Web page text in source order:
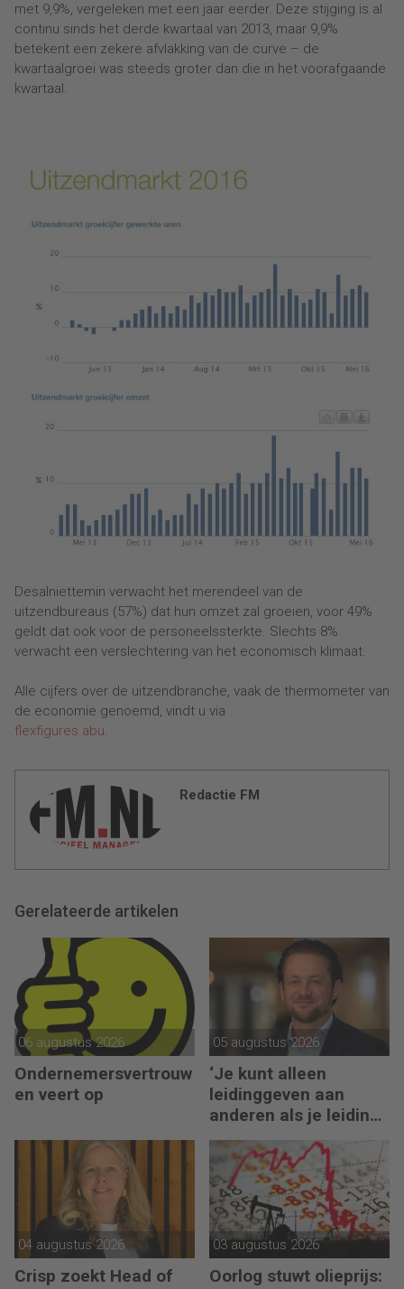
met 9,9%, vergeleken met een jaar eerder. Deze stijging is al
continu sinds het derde kwartaal van 2013, maar 9,9%
betekent een zekere afvlakking van de curve – de
kwartaalgroei was steeds groter dan die in het voorafgaande
kwartaal.
Desalniettemin verwacht het merendeel van de
uitzendbureaus (57%) dat hun omzet zal groeien, voor 49%
geldt dat ook voor de personeelssterkte. Slechts 8%
verwacht een verslechtering van het economisch klimaat.
Alle cijfers over de uitzendbranche, vaak de thermometer van
de economie genoemd, vindt u via
flexfigures.abu.
Redactie FM
Gerelateerde artikelen
06 augustus 2026
Ondernemersvertrouw
en veert op
05 augustus 2026
‘Je kunt alleen
leidinggeven aan
anderen als je leiding
kunt geven aan jezelf’
04 augustus 2026
Crisp zoekt Head of
03 augustus 2026
Oorlog stuwt olieprijs: